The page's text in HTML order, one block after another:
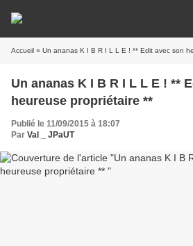
Accueil » Un ananas K I B R I L L E ! ** Edit avec son
Un ananas K I B R I L L E ! **
heureuse propriétaire **
Publié le 11/09/2015 à 18:07
Par Val _ JPaUT